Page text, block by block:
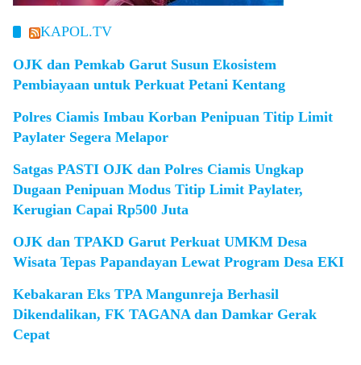
KAPOL.TV
OJK dan Pemkab Garut Susun Ekosistem
Pembiayaan untuk Perkuat Petani Kentang
Polres Ciamis Imbau Korban Penipuan Titip Limit
Paylater Segera Melapor
Satgas PASTI OJK dan Polres Ciamis Ungkap
Dugaan Penipuan Modus Titip Limit Paylater,
Kerugian Capai Rp500 Juta
OJK dan TPAKD Garut Perkuat UMKM Desa
Wisata Tepas Papandayan Lewat Program Desa EKI
Kebakaran Eks TPA Mangunreja Berhasil
Dikendalikan, FK TAGANA dan Damkar Gerak
Cepat